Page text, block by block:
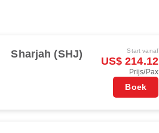
Sharjah (SHJ) Start vanaf
US$ 214.12
Prijs/Pax
Boek